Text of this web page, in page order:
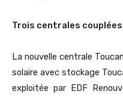
Trois centrales
La nouvelle centrale
solaire avec stockage
exploitée par EDF